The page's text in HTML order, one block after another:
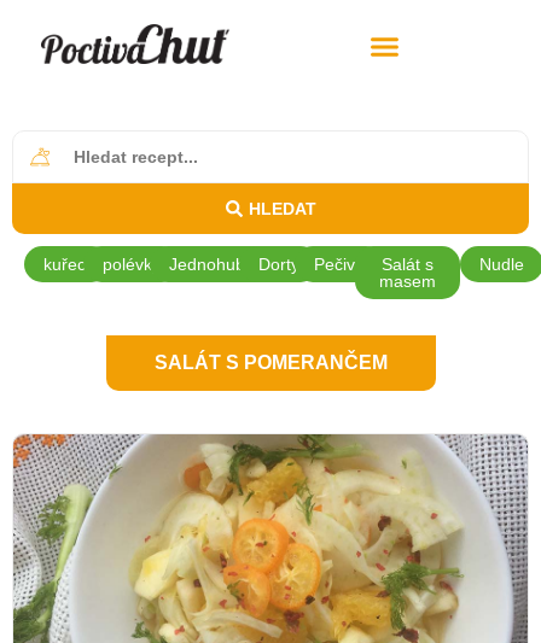
HLEDAT
kuřecí polévky JednohubkyDorty Pečivo
Salát s
masem
Nudle
SALÁT S POMERANČEM